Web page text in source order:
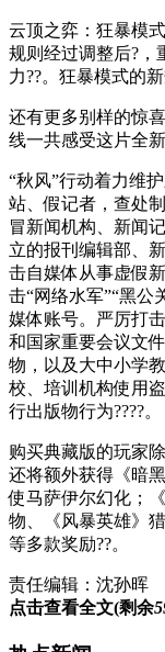
云顶之弈：狂暴模
规则经过调整后?，
力??。狂暴模式的
还有更多别样的惊
线一共感受这片全
“秋风”行动着力维
站、假记者，查处
冒新闻机构、新闻
立的报刊编辑部、
击自媒体从事虚假
击“网络水军”“黑公
媒体账号。严厉打
和国家重要会议文
物，以及大中小学
校、培训机构使用
行出版物行为????。
购买典藏版的玩家
还将额外获得《暗
使马萨伊尔幻化；
物、《风暴英雄》
等多款奖励??。
责任编辑：沈孙晖
点击查看全文(剩余